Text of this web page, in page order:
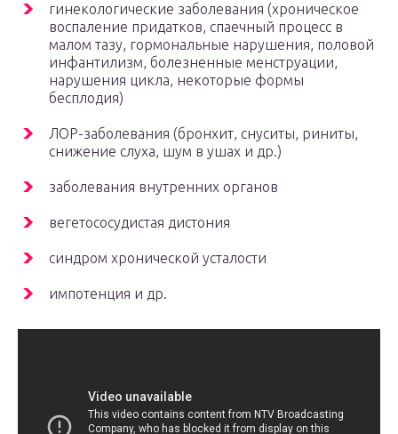
гинекологические заболевания (хроническое
воспаление придатков, спаечный процесс в
малом тазу, гормональные нарушения, половой
инфантилизм, болезненные менструации,
нарушения цикла, некоторые формы
бесплодия)
ЛОР-заболевания (бронхит, снуситы, риниты,
снижение слуха, шум в ушах и др.)
заболевания внутренних органов
вегетососудистая дистония
синдром хронической усталости
импотенция и др.